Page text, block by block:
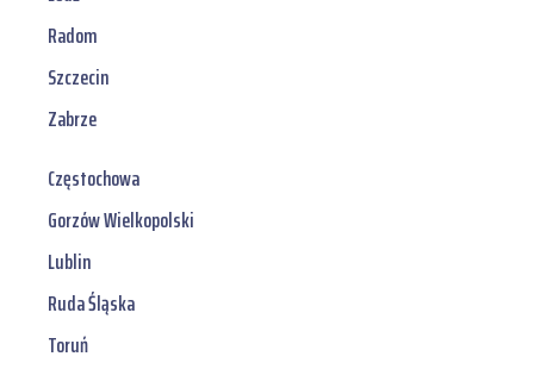
Radom
Szczecin
Zabrze
Częstochowa
Gorzów Wielkopolski
Lublin
Ruda Śląska
Toruń